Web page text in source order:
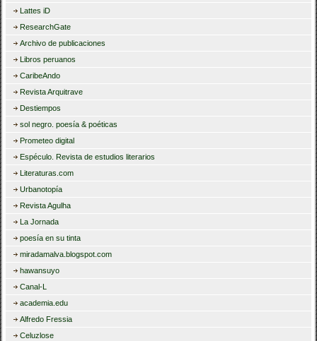
Lattes iD
ResearchGate
Archivo de publicaciones
Libros peruanos
CaribeAndo
Revista Arquitrave
Destiempos
sol negro. poesía & poéticas
Prometeo digital
Espéculo. Revista de estudios literarios
Literaturas.com
Urbanotopía
Revista Agulha
La Jornada
poesía en su tinta
miradamalva.blogspot.com
hawansuyo
Canal-L
academia.edu
Alfredo Fressia
Celuzlose